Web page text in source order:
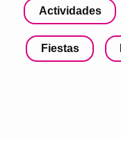
Actividades
Fiestas